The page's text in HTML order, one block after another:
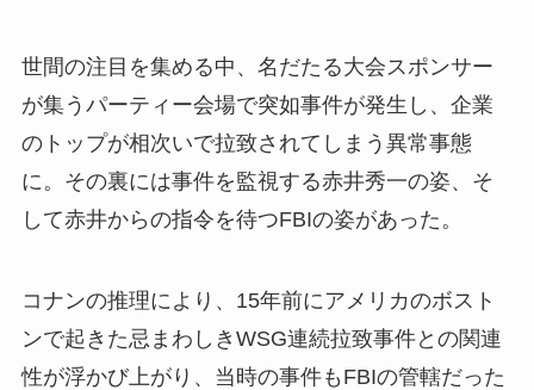
世間の注目を集める中、名だたる⼤会スポンサー
が集うパーティー会場で突如事件が発⽣し、企業
のトップが相次いで拉致されてしまう異常事態
に。その裏には事件を監視する⾚井秀⼀の姿、そ
して⾚井からの指令を待つFBIの姿があった。
コナンの推理により、15年前にアメリカのボスト
ンで起きた忌まわしきWSG連続拉致事件との関連
性が浮かび上がり、当時の事件もFBIの管轄だった